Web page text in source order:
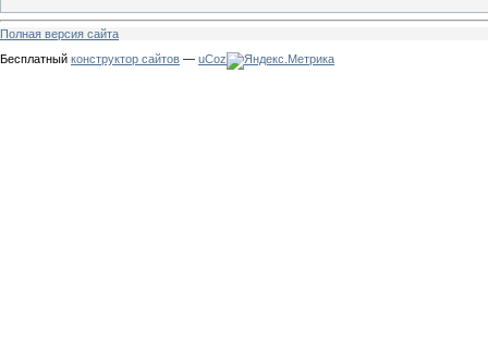
Полная версия сайта
Бесплатный конструктор сайтов — uCoz